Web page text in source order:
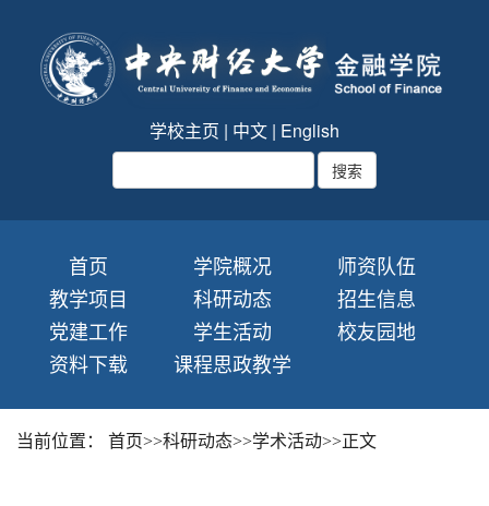
学校主页 | 中文 | English
首页 学院概况
师资队伍
教学项目
科研动态
招生信息
党建工作
学生活动
校友园地
资料下载
课程思政教学
当前位置： 首页>>科研动态>>学术活动>>正文